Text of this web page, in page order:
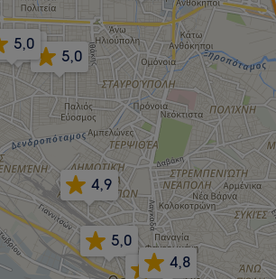
5,0
4,9
5,0
4,9
5,0
4,8
4,9